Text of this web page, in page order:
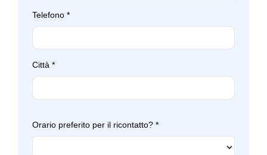
Telefono *
Città *
Orario preferito per il ricontatto? *